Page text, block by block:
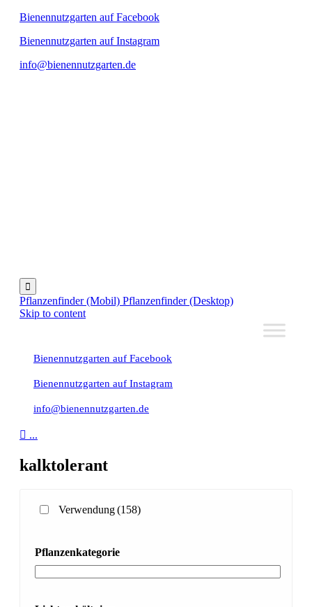
Bienennutzgarten auf Facebook
Bienennutzgarten auf Instagram
info@bienennutzgarten.de

Pflanzenfinder (Mobil) Pflanzenfinder (Desktop)
Skip to content
Bienennutzgarten auf Facebook
Bienennutzgarten auf Instagram
info@bienennutzgarten.de
 ...
kalktolerant
Verwendung(158)
Pflanzenkategorie